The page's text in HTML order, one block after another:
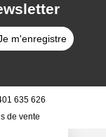
m'enregistre
635 626
de vente